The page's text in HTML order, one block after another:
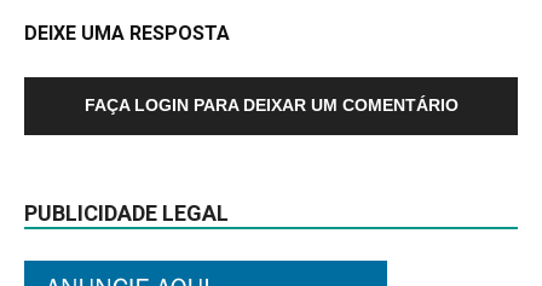
DEIXE UMA RESPOSTA
FAÇA LOGIN PARA DEIXAR UM COMENTÁRIO
PUBLICIDADE LEGAL